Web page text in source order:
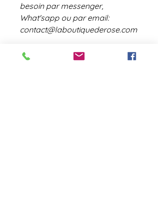
besoin par messenger,
What'sapp ou par email:
contact@laboutiquederose.com
Les cadres sont dispo en bois